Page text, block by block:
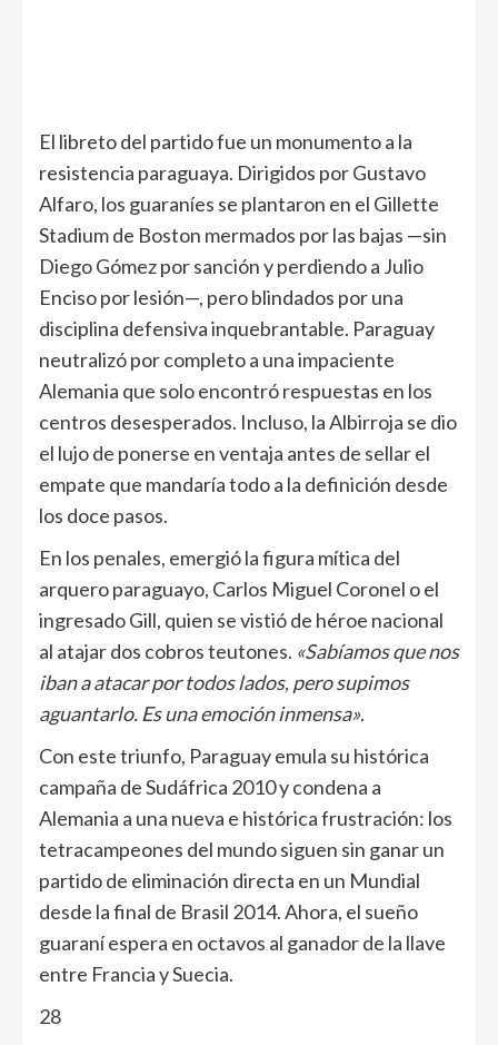
El libreto del partido fue un monumento a la
resistencia paraguaya. Dirigidos por Gustavo
Alfaro, los guaraníes se plantaron en el Gillette
Stadium de Boston mermados por las bajas —sin
Diego Gómez por sanción y perdiendo a Julio
Enciso por lesión—, pero blindados por una
disciplina defensiva inquebrantable. Paraguay
neutralizó por completo a una impaciente
Alemania que solo encontró respuestas en los
centros desesperados. Incluso, la Albirroja se dio
el lujo de ponerse en ventaja antes de sellar el
empate que mandaría todo a la definición desde
los doce pasos.
En los penales, emergió la figura mítica del
arquero paraguayo, Carlos Miguel Coronel o el
ingresado Gill, quien se vistió de héroe nacional
al atajar dos cobros teutones. «Sabíamos que nos
iban a atacar por todos lados, pero supimos
aguantarlo. Es una emoción inmensa».
Con este triunfo, Paraguay emula su histórica
campaña de Sudáfrica 2010 y condena a
Alemania a una nueva e histórica frustración: los
tetracampeones del mundo siguen sin ganar un
partido de eliminación directa en un Mundial
desde la final de Brasil 2014. Ahora, el sueño
guaraní espera en octavos al ganador de la llave
entre Francia y Suecia.
28